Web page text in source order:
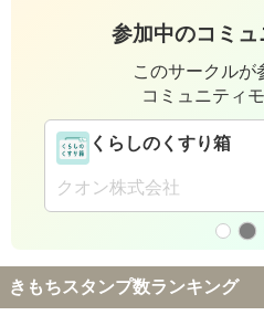
参加中のコミ
このサークルが
コミュニティ
くらしのくすり箱
クオン株式会社
きもちスタンプ数ランキング